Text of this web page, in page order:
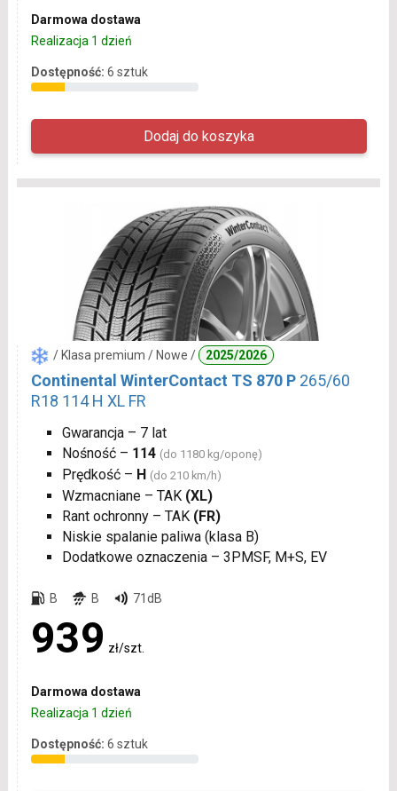
Darmowa dostawa
Realizacja 1 dzień
Dostępność: 6 sztuk
/ Klasa premium / Nowe / 2025/2026
Continental WinterContact TS 870 P 265/60
R18 114 H XL FR
Gwarancja – 7 lat
Nośność – 114 (do 1180 kg/oponę)
Prędkość – H (do 210 km/h)
Wzmacniane – TAK (XL)
Rant ochronny – TAK (FR)
Niskie spalanie paliwa (klasa B)
Dodatkowe oznaczenia – 3PMSF, M+S, EV
B B 71dB
939 zł/szt.
Darmowa dostawa
Realizacja 1 dzień
Dostępność: 6 sztuk